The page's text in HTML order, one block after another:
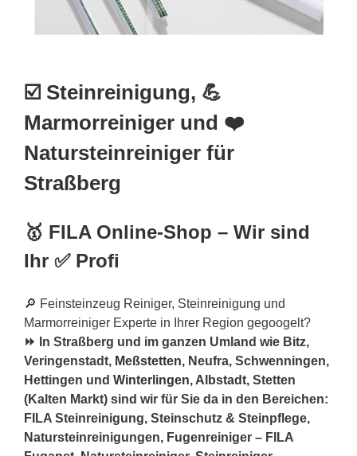
☑️ Steinreinigung, 💪
Marmorreiniger und ❤️
Natursteinreiniger für
Straßberg
🥇 FILA Online-Shop – Wir sind
Ihr ✅ Profi
🔎 Feinsteinzeug Reiniger, Steinreinigung und
Marmorreiniger Experte in Ihrer Region gegoogelt?
⏩ In Straßberg und im ganzen Umland wie Bitz,
Veringenstadt, Meßstetten, Neufra, Schwenningen,
Hettingen und Winterlingen, Albstadt, Stetten
(Kalten Markt) sind wir für Sie da in den Bereichen:
FILA Steinreinigung, Steinschutz & Steinpflege,
Natursteinreinigungen, Fugenreiniger – FILA